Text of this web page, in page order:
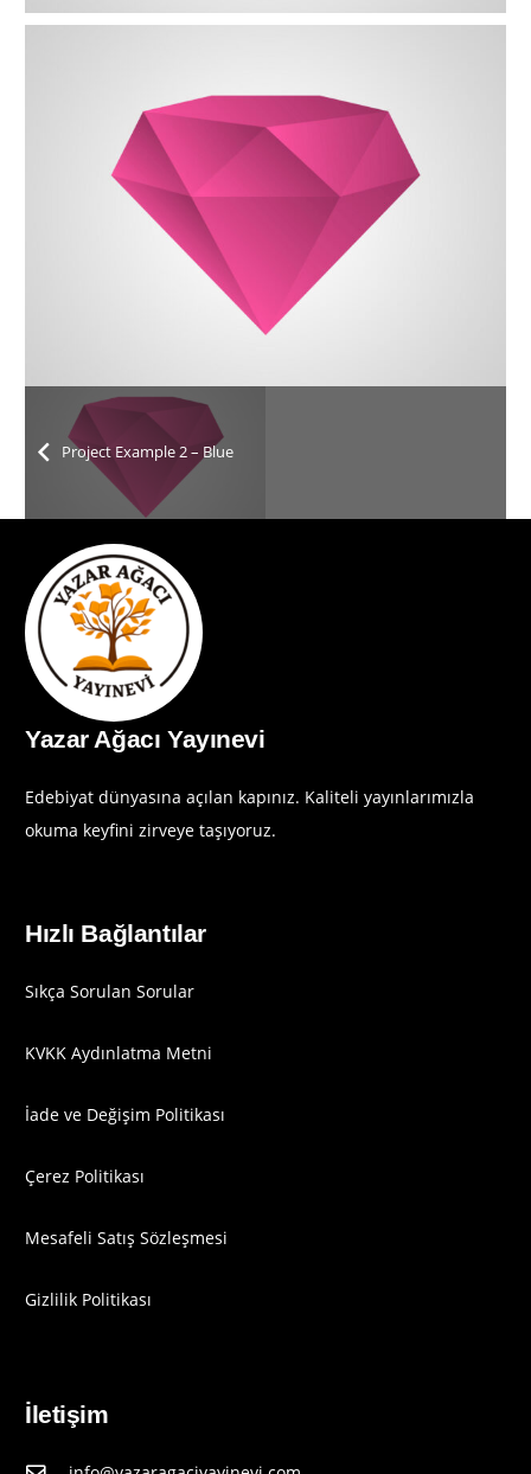
Project Example 2 – Blue
Yazar Ağacı Yayınevi
Edebiyat dünyasına açılan kapınız. Kaliteli yayınlarımızla
okuma keyfini zirveye taşıyoruz.
Hızlı Bağlantılar
Sıkça Sorulan Sorular
KVKK Aydınlatma Metni
İade ve Değişim Politikası
Çerez Politikası
Mesafeli Satış Sözleşmesi
Gizlilik Politikası
İletişim